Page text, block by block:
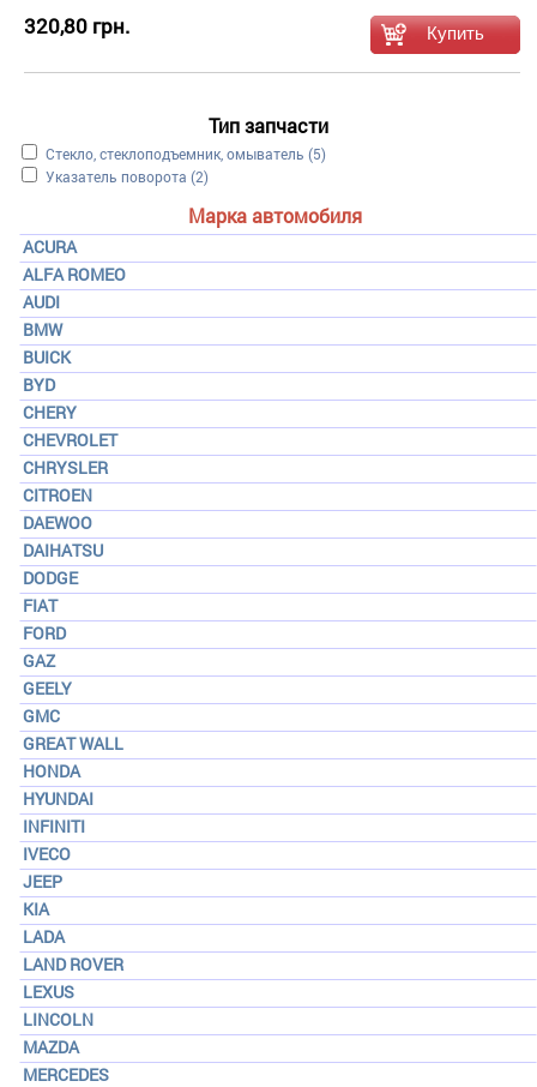
Тип запчасти
Apply Стекло, стеклоподъемник, омыватель filter
Стекло, стеклоподъемник, омыватель (5)
Apply Указатель поворота filter
Указатель поворота (2)
Марка автомобиля
ACURA
ALFA ROMEO
AUDI
BMW
BUICK
BYD
CHERY
CHEVROLET
CHRYSLER
CITROEN
DAEWOO
DAIHATSU
DODGE
FIAT
FORD
GAZ
GEELY
GMC
GREAT WALL
HONDA
HYUNDAI
INFINITI
IVECO
JEEP
KIA
LADA
LAND ROVER
LEXUS
LINCOLN
MAZDA
MERCEDES
320,80 грн.